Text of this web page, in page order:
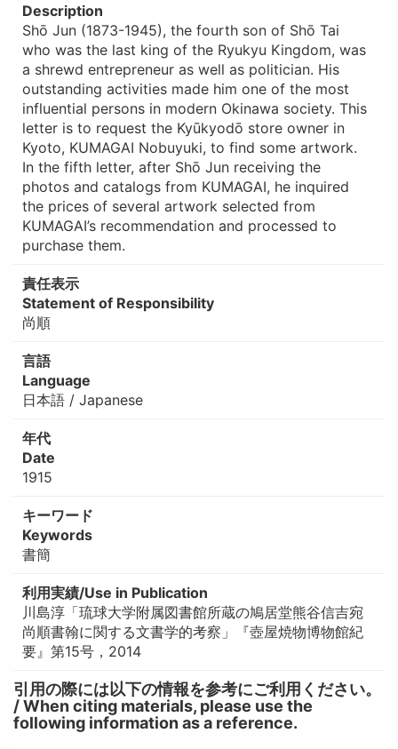
Description
Shō Jun (1873-1945), the fourth son of Shō Tai
who was the last king of the Ryukyu Kingdom, was
a shrewd entrepreneur as well as politician. His
outstanding activities made him one of the most
influential persons in modern Okinawa society. This
letter is to request the Kyūkyodō store owner in
Kyoto, KUMAGAI Nobuyuki, to find some artwork.
In the fifth letter, after Shō Jun receiving the
photos and catalogs from KUMAGAI, he inquired
the prices of several artwork selected from
KUMAGAI’s recommendation and processed to
purchase them.
責任表示
Statement of Responsibility
尚順
言語
Language
日本語 / Japanese
年代
Date
1915
キーワード
Keywords
書簡
利用実績/Use in Publication
川島淳「琉球大学附属図書館所蔵の鳩居堂熊谷信吉宛
尚順書翰に関する文書学的考察」『壺屋焼物博物館紀
要』第15号，2014
引用の際には以下の情報を参考にご利用ください。
/ When citing materials, please use the
following information as a reference.